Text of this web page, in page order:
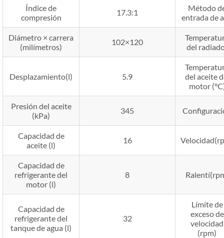
Índice de
compresión
17.3:1
Método
entrada de
Diámetro × carrera
(milímetros)
102×120
del
Desplazamiento(l) 5.9
del aceite
motor
Presión del aceite
(kPa)
345
Capacidad de
aceite (l)
16
Capacidad de
refrigerante del
motor (l)
8
Capacidad de
refrigerante del
tanque de agua (l)
32
Límite de
exceso de
velocidad
(rpm)